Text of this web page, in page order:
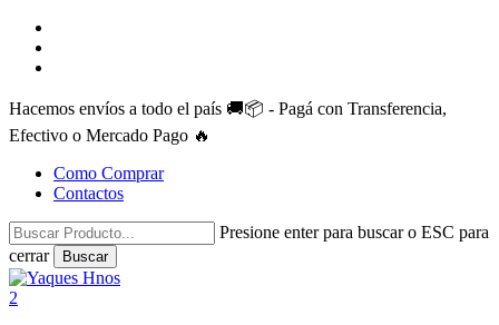
Skip
main
Hacemos envíos a todo el país 🚚📦 - Pagá con Transferencia,
Efectivo o Mercado Pago 🔥
Como Comprar
Contactos
Presione enter para buscar o ESC para
cerrar
Buscar
Close
Search
search
account
2